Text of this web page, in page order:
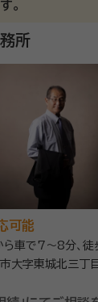
電話相談初回
士会
。
所
可能
ら車で7～8分、
大字東城北三丁目